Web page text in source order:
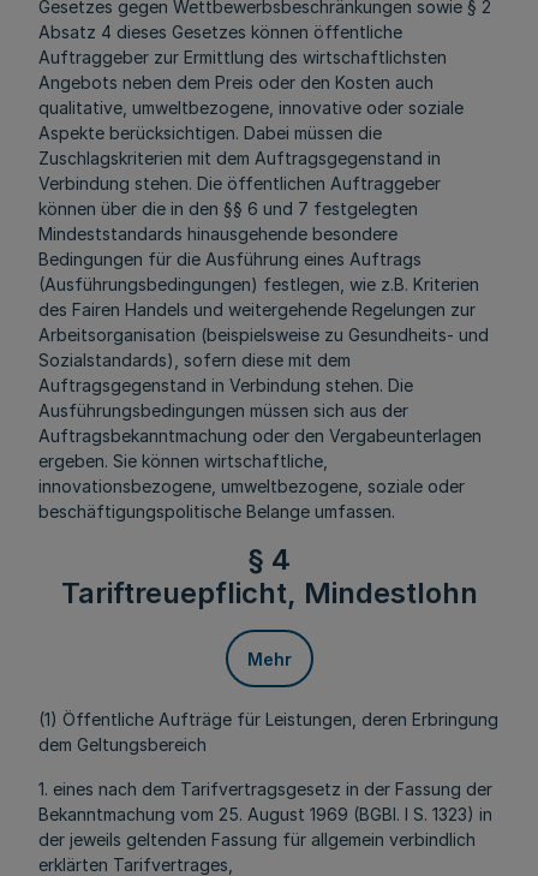
Gesetzes gegen Wettbewerbsbeschränkungen sowie § 2
Absatz 4 dieses Gesetzes können öffentliche
Auftraggeber zur Ermittlung des wirtschaftlichsten
Angebots neben dem Preis oder den Kosten auch
qualitative, umweltbezogene, innovative oder soziale
Aspekte berücksichtigen. Dabei müssen die
Zuschlagskriterien mit dem Auftragsgegenstand in
Verbindung stehen. Die öffentlichen Auftraggeber
können über die in den §§ 6 und 7 festgelegten
Mindeststandards hinausgehende besondere
Bedingungen für die Ausführung eines Auftrags
(Ausführungsbedingungen) festlegen, wie z.B. Kriterien
des Fairen Handels und weitergehende Regelungen zur
Arbeitsorganisation (beispielsweise zu Gesundheits- und
Sozialstandards), sofern diese mit dem
Auftragsgegenstand in Verbindung stehen. Die
Ausführungsbedingungen müssen sich aus der
Auftragsbekanntmachung oder den Vergabeunterlagen
ergeben. Sie können wirtschaftliche,
innovationsbezogene, umweltbezogene, soziale oder
beschäftigungspolitische Belange umfassen.
§ 4
Tariftreuepflicht, Mindestlohn
Mehr
(1) Öffentliche Aufträge für Leistungen, deren Erbringung
dem Geltungsbereich
1. eines nach dem Tarifvertragsgesetz in der Fassung der
Bekanntmachung vom 25. August 1969 (BGBl. I S. 1323) in
der jeweils geltenden Fassung für allgemein verbindlich
erklärten Tarifvertrages,